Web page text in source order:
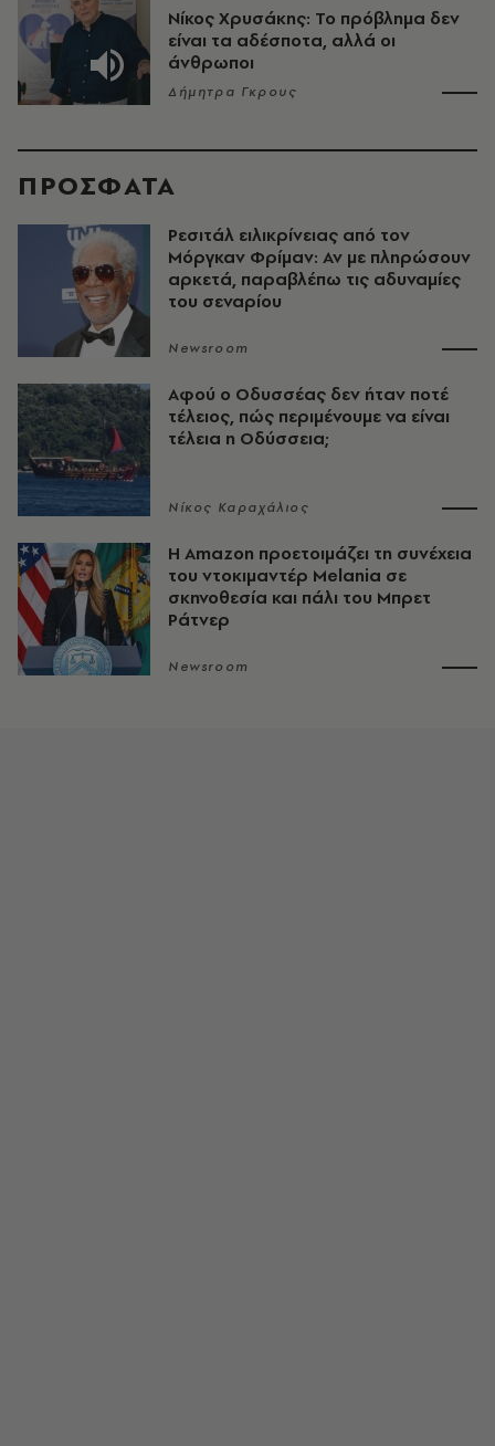
Νίκος Χρυσάκης: Το πρόβλημα δεν
είναι τα αδέσποτα, αλλά οι
άνθρωποι
Δήμητρα Γκρους
ΠΡΟΣΦΑΤΑ
Ρεσιτάλ ειλικρίνειας από τον
Μόργκαν Φρίμαν: Αν με πληρώσουν
αρκετά, παραβλέπω τις αδυναμίες
του σεναρίου
Newsroom
Αφού ο Οδυσσέας δεν ήταν ποτέ
τέλειος, πώς περιμένουμε να είναι
τέλεια η Οδύσσεια;
Νίκος Καραχάλιος
Η Amazon προετοιμάζει τη συνέχεια
του ντοκιμαντέρ Melania σε
σκηνοθεσία και πάλι του Μπρετ
Ράτνερ
Newsroom